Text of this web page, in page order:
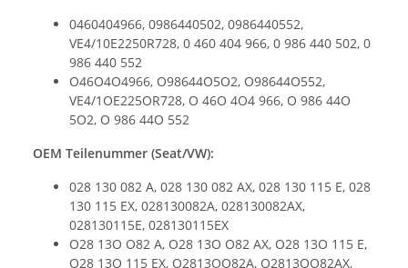
0460404966, 0986440502, 0986440552,
VE4/10E2250R728, 0 460 404 966, 0 986 440 502, 0
986 440 552
O46O4O4966, O98644O5O2, O98644O552,
VE4/1OE225OR728, O 46O 4O4 966, O 986 44O
5O2, O 986 44O 552
OEM Teilenummer (Seat/VW):
028 130 082 A, 028 130 082 AX, 028 130 115 E, 028
130 115 EX, 028130082A, 028130082AX,
028130115E, 028130115EX
O28 13O O82 A, O28 13O O82 AX, O28 13O 115 E,
O28 13O 115 EX, O2813OO82A, O2813OO82AX,